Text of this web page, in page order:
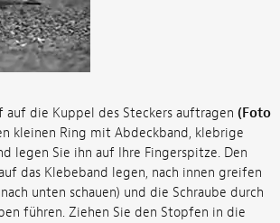
die Kuppel des Steckers auftragen (Foto
kleinen Ring mit Abdeckband, klebrige
legen Sie ihn auf Ihre Fingerspitze. Den
das Klebeband legen, nach innen greifen
unten schauen) und die Schraube durch
führen. Ziehen Sie den Stopfen in die